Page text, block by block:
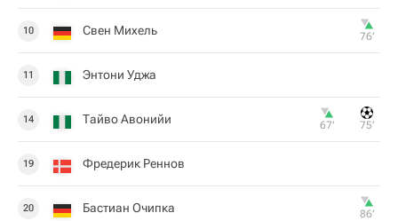
10 Свен Михель 76‎’‎
11 Энтони Уджа
14 Тайво Авонийи 67‎’‎ 75‎’‎
19 Фредерик Реннов
20 Бастиан Очипка 86‎’‎